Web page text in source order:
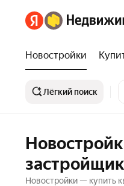
Новостройки
Лёгкий поиск
Новостройки — купить